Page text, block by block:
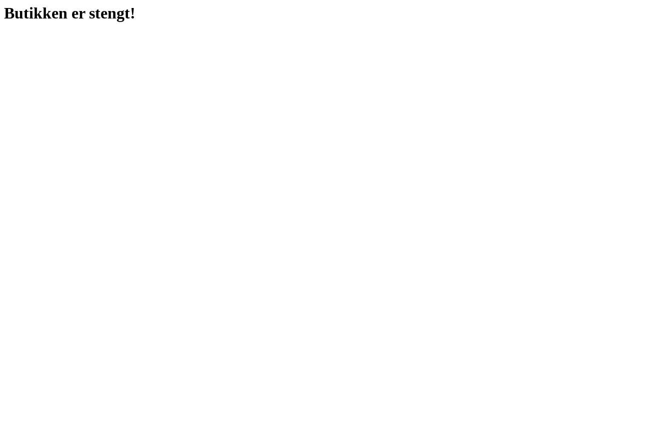
Butikken er stengt!